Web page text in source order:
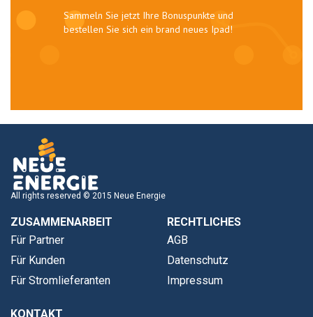
Sammeln Sie jetzt Ihre Bonuspunkte und
bestellen Sie sich ein brand neues Ipad!
All rights reserved © 2015 Neue Energie
ZUSAMMENARBEIT
Für Partner
Für Kunden
Für Stromlieferanten
RECHTLICHES
AGB
Datenschutz
Impressum
KONTAKT